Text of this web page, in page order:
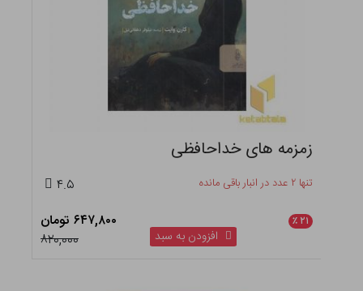
زمزمه های خداحافظی
تنها ۲ عدد در انبار باقی مانده ۴.۵
۲۱ ٪
۶۴۷,۸۰۰ تومان
۸۲۰,۰۰۰
افزودن به سبد